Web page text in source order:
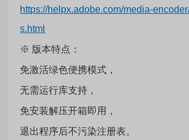
https://helpx.adobe.com/media-
s.html
※ 版本特点：
免激活绿色便携模式，
无需运行库支持，
免安装解压开箱即用，
退出程序后不污染注册表。